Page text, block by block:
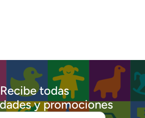
Recibe todas
y promociones